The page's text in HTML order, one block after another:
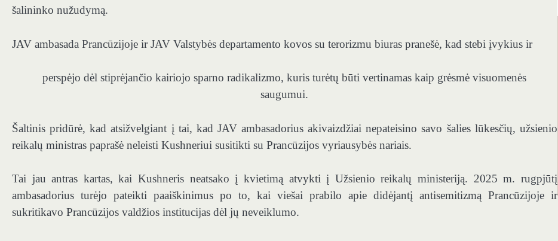
šalininko nužudymą.
JAV ambasada Prancūzijoje ir JAV Valstybės departamento kovos su terorizmu biuras pranešė, kad stebi įvykius ir
perspėjo dėl stiprėjančio kairiojo sparno radikalizmo, kuris turėtų būti vertinamas kaip grėsmė visuomenės
saugumui.
Šaltinis pridūrė, kad atsižvelgiant į tai, kad JAV ambasadorius akivaizdžiai nepateisino savo šalies lūkesčių, užsienio
reikalų ministras paprašė neleisti Kushneriui susitikti su Prancūzijos vyriausybės nariais.
Tai jau antras kartas, kai Kushneris neatsako į kvietimą atvykti į Užsienio reikalų ministeriją. 2025 m. rugpjūtį
ambasadorius turėjo pateikti paaiškinimus po to, kai viešai prabilo apie didėjantį antisemitizmą Prancūzijoje ir
sukritikavo Prancūzijos valdžios institucijas dėl jų neveiklumo.